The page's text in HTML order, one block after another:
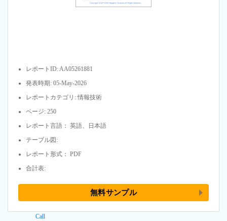
レポートID: AA05261881
発表時期: 05-May-2026
レポートカテゴリ: 情報技術
ページ: 250
レポート言語： 英語、日本語
テーブル図:
レポート形式： PDF
合計表:
無料サンプル
Call